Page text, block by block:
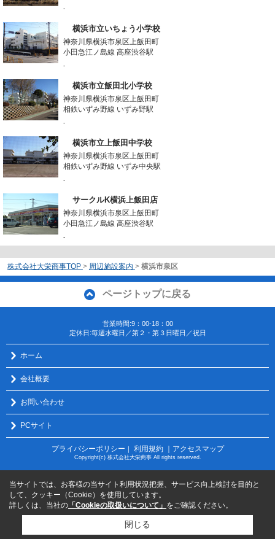
-
横浜市立いちょう小学校
神奈川県横浜市泉区上飯田町
小田急江ノ島線 高座渋谷駅
-
横浜市立飯田北小学校
神奈川県横浜市泉区上飯田町
相鉄いずみ野線 いずみ野駅
-
横浜市立上飯田中学校
神奈川県横浜市泉区上飯田町
相鉄いずみ野線 いずみ中央駅
-
サークルK横浜上飯田店
神奈川県横浜市泉区上飯田町
小田急江ノ島線 高座渋谷駅
-
株式会社大栄商事TOP > 周辺施設案内 > 横浜市泉区
ページトップに戻る
営業時間:9：00-18：00
定休日:毎週水曜日／第２・第３日曜日／祝日
ホーム
会社概要
お問い合わせ
PCサイト
プライバシーポリシー ｜ 利用規約 ｜アクセスマップ
Copyright(c) 株式会社大栄商事 All rights reserved.
当サイトでは、お客様の当サイト利用状況把握、サービス向上検討を目的と
して、クッキー（Cookie）を使用しています。
詳しくは、当社の 「Cookieの取扱いについて」 をご確認ください。
閉じる